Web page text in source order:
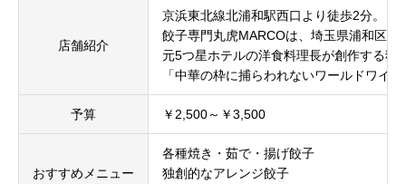
店舗紹介
京浜東北線北浦和駅西口より徒歩2分。
餃子専門丸虎MARCOは、埼玉県浦和区北
元5つ星ホテルの洋食料理長が創作する
「中華の枠に捕らわれないワールドワイ
予算 ￥2,500～￥3,500
おすすめメニュー
各種焼き・茹で・揚げ餃子
独創的なアレンジ餃子